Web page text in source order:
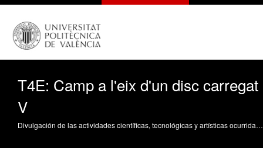
T4E: Camp a l'eix d'un disc carregat
V
Divulgación de las actividades científicas, tecnológicas y artísticas ocurridas en los tres campus de la UPV